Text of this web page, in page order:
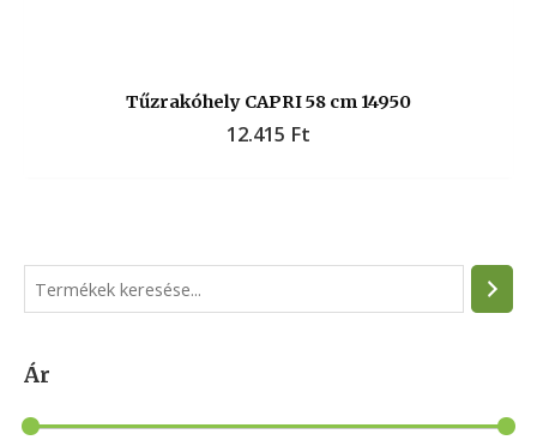
e
r
c
Ár
Tűzrakóhely CAPRI 58 cm 14950
12.415 Ft